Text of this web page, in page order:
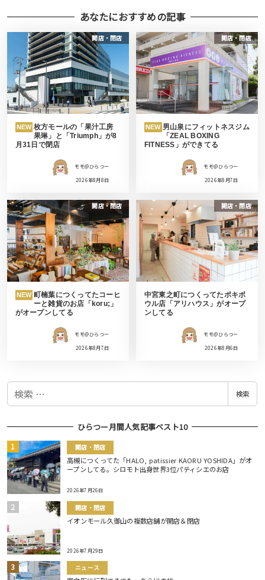
あなたにおすすめの記事
開店・閉店
NEW 枚方モールの「果汁工房
果琳」と「Triumph」が8
月31日で閉店
モモ＠ひらつー
2026年8月8日
開店・閉店
NEW 男山泉にフィットネスジム
「ZEAL BOXING
FITNESS」ができてる
モモ＠ひらつー
2026年8月7日
開店・閉店
NEW 町楠葉につくってたコーヒ
ーと雑貨のお店「koru;」
がオープンしてる
モモ＠ひらつー
2026年8月7日
開店・閉店
中宮東之町につくってたポキボ
ウル店「アリハウス」がオープ
ンしてる
モモ＠ひらつー
2026年8月6日
検
検索
ひらつー月間人気記事ベスト10
開店・閉店
高槻につくってた「HALO, patissier KAORU YOSHIDA」がオ
ープンしてる。シロモト出身世界3位パティシエのお店
2026年7月26日
開店・閉店
イオンモール久御山の複数店舗が開店＆閉店
2026年7月29日
ニュース